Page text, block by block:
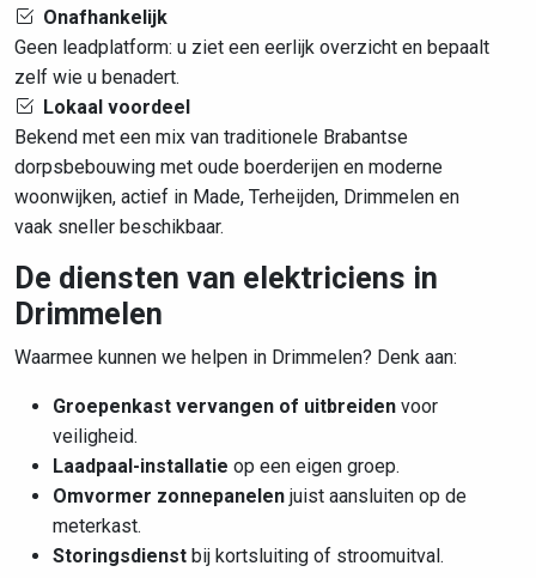
Onafhankelijk
Geen leadplatform: u ziet een eerlijk overzicht en bepaalt
zelf wie u benadert.
Lokaal voordeel
Bekend met een mix van traditionele Brabantse
dorpsbebouwing met oude boerderijen en moderne
woonwijken, actief in Made, Terheijden, Drimmelen en
vaak sneller beschikbaar.
De diensten van elektriciens in
Drimmelen
Waarmee kunnen we helpen in Drimmelen? Denk aan:
Groepenkast vervangen of uitbreiden voor
veiligheid.
Laadpaal-installatie op een eigen groep.
Omvormer zonnepanelen juist aansluiten op de
meterkast.
Storingsdienst bij kortsluiting of stroomuitval.